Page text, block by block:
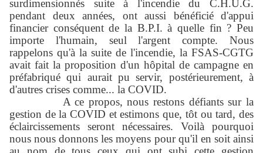
surdimensionnés suite à l'incendie du C.H.U.G.
pendant deux années, ont aussi bénéficié d'appui
financier conséquent de la B.P.I. à quelle fin ? Peu
importe l'humain, seul l'argent compte. Nous
rappelons qu'à la suite de l'incendie, la FSAS-CGTG
avait fait la proposition d'un hôpital de campagne en
préfabriqué qui aurait pu servir, postérieurement, à
d'autres crises comme... la COVID.
A ce propos, nous restons défiants sur la
gestion de la COVID et estimons que, tôt ou tard, des
éclaircissements seront nécessaires. Voilà pourquoi
nous nous donnons les moyens pour qu'il en soit ainsi